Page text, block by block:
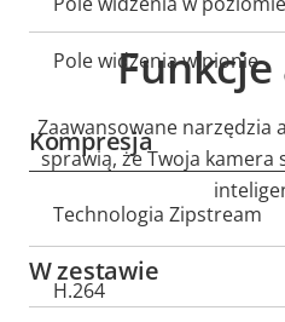
Pole widzenia w pionie
Kompresja
Opis
nieruchomości
Technologia Zipstream
H.264
Zaawansowane narzędzia
sprawią, że Twoja kamera
W zestawie